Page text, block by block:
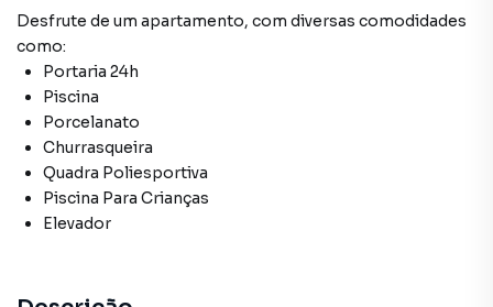
Desfrute de um apartamento, com diversas comodidades
como:
Portaria 24h
Piscina
Porcelanato
Churrasqueira
Quadra Poliesportiva
Piscina Para Crianças
Elevador